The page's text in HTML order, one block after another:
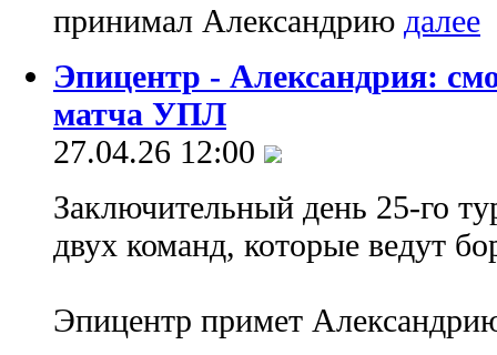
принимал Александрию
Эпицентр - Александрия:
матча УПЛ
27.04.26 12:00
Заключительный день 25-го
двух команд, которые ведут
Эпицентр примет